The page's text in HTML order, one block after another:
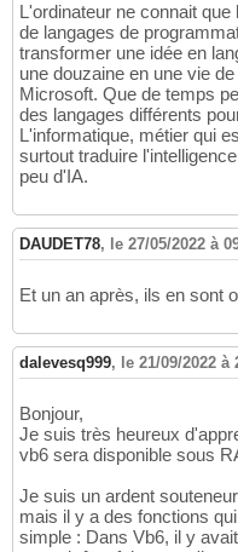
L'ordinateur ne connait
de langages de
transformer une idée en
une douzaine en une vie
Microsoft. Que de temps
des langages différents
L'informatique, métier qui
surtout traduire
peu d'IA.
DAUDET78, le 27/05/2022 à
Et un an après, ils en sont
dalevesq999, le 21/09/2022 à
Bonjour,
Je suis très heureux
vb6 sera disponible sous
Je suis un ardent
mais il y a des fonctions
simple : Dans Vb6, il y